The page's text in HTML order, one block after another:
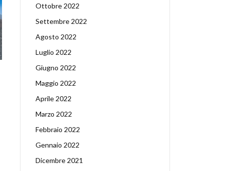
Ottobre 2022
Settembre 2022
Agosto 2022
Luglio 2022
Giugno 2022
Maggio 2022
Aprile 2022
Marzo 2022
Febbraio 2022
Gennaio 2022
Dicembre 2021